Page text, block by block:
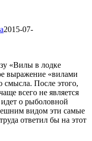
2015-07-
«Вилы в лодке
выражение «вилами
После этого,
всего не является
о рыболовной
видом эти самые
ответил бы на этот